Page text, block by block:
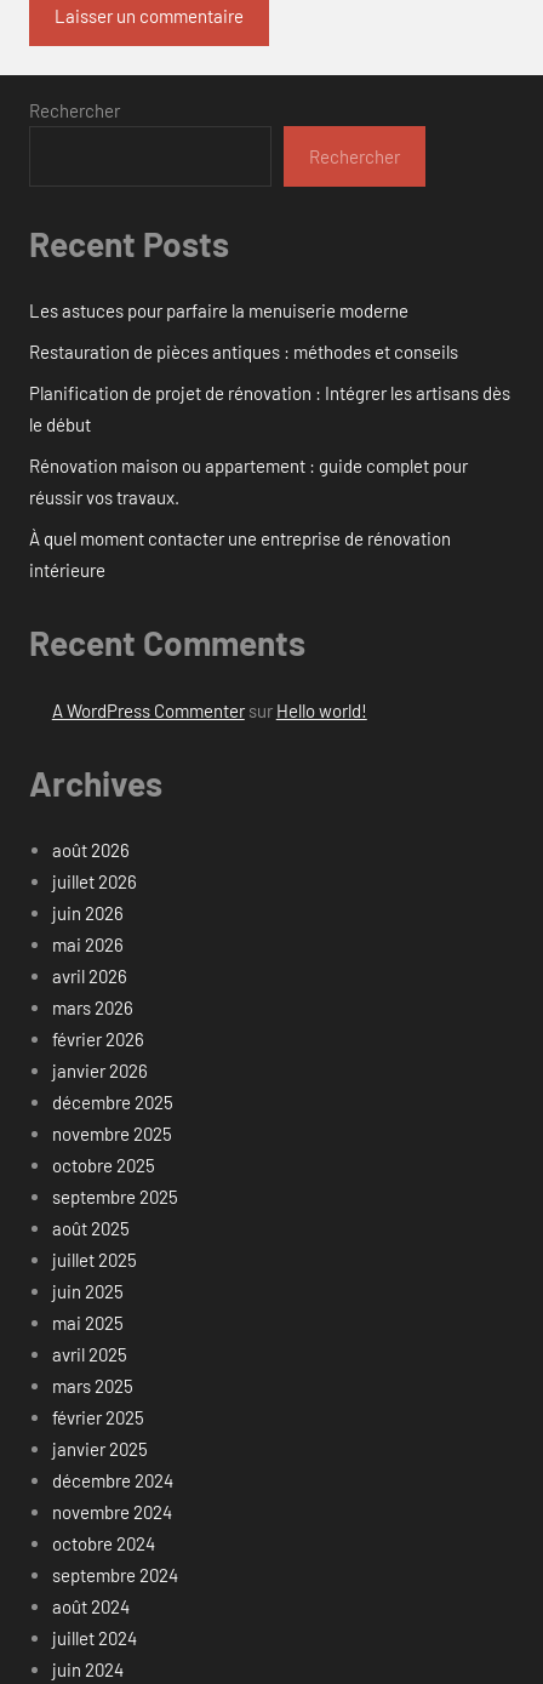
Rechercher
Rechercher
Recent Posts
Les astuces pour parfaire la menuiserie moderne
Restauration de pièces antiques : méthodes et conseils
Planification de projet de rénovation : Intégrer les artisans dès
le début
Rénovation maison ou appartement : guide complet pour
réussir vos travaux.
À quel moment contacter une entreprise de rénovation
intérieure
Recent Comments
A WordPress Commentersur Hello world!
Archives
août 2026
juillet 2026
juin 2026
mai 2026
avril 2026
mars 2026
février 2026
janvier 2026
décembre 2025
novembre 2025
octobre 2025
septembre 2025
août 2025
juillet 2025
juin 2025
mai 2025
avril 2025
mars 2025
février 2025
janvier 2025
décembre 2024
novembre 2024
octobre 2024
septembre 2024
août 2024
juillet 2024
juin 2024